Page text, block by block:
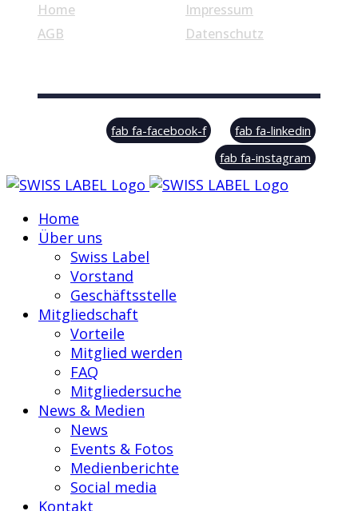
Home
AGB
Impressum
Datenschutz
© Swiss Label, All rights reserved
fab fa-facebook-f
fab fa-linkedin
fab fa-instagram
Home
Über uns
Swiss Label
Vorstand
Geschäftsstelle
Mitgliedschaft
Vorteile
Mitglied werden
FAQ
Mitgliedersuche
News & Medien
News
Events & Fotos
Medienberichte
Social media
Kontakt